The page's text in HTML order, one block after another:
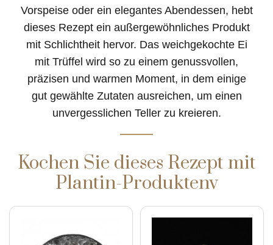
Vorspeise oder ein elegantes Abendessen, hebt
dieses Rezept ein außergewöhnliches Produkt
mit Schlichtheit hervor. Das weichgekochte Ei
mit Trüffel wird so zu einem genussvollen,
präzisen und warmen Moment, in dem einige
gut gewählte Zutaten ausreichen, um einen
unvergesslichen Teller zu kreieren.
Kochen Sie dieses Rezept mit
Plantin-Produktenv